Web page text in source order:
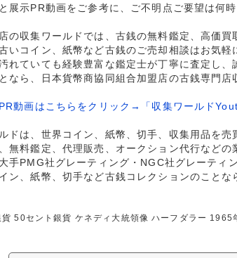
展示PR動画をご参考に、ご不明点ご要望は何
の収集ワールドでは、古銭の無料鑑定、高価買
いコイン、紙幣など古銭のご売却相談はお気軽
れていても経験豊富な鑑定士が丁寧に査定し、
なら、日本貨幣商協同組合加盟店の古銭専門店
動画はこちらをクリック→「収集ワールド
ドは、世界コイン、紙幣、切手、収集用品を売
無料鑑定、代理販売、オークション代行などの
手PMG社グレーティング・NGC社グレーティ
ン、紙幣、切手など古銭コレクションのことな
貨 50セント銀貨 ケネディ大統領像 ハーフダラー